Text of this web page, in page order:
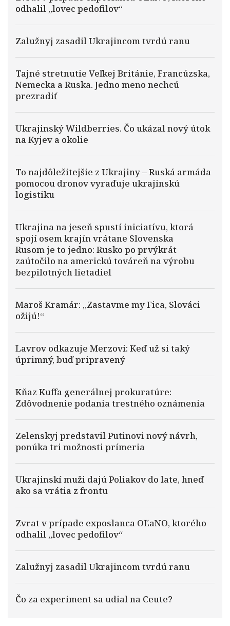
odhalil „lovec pedofilov“
Zalužnyj zasadil Ukrajincom tvrdú ranu
Tajné stretnutie Veľkej Británie, Francúzska,
Nemecka a Ruska. Jedno meno nechcú
prezradiť
Ukrajinský Wildberries. Čo ukázal nový útok
na Kyjev a okolie
To najdôležitejšie z Ukrajiny – Ruská armáda
pomocou dronov vyraďuje ukrajinskú
logistiku
Ukrajina na jeseň spustí iniciatívu, ktorá
spojí osem krajín vrátane Slovenska
Rusom je to jedno: Rusko po prvýkrát
zaútočilo na americkú továreň na výrobu
bezpilotných lietadiel
Maroš Kramár: „Zastavme my Fica, Slováci
ožijú!“
Lavrov odkazuje Merzovi: Keď už si taký
úprimný, buď pripravený
Kňaz Kuffa generálnej prokuratúre:
Zdôvodnenie podania trestného oznámenia
Zelenskyj predstavil Putinovi nový návrh,
ponúka tri možnosti prímeria
Ukrajinskí muži dajú Poliakov do late, hneď
ako sa vrátia z frontu
Zvrat v prípade exposlanca OĽaNO, ktorého
odhalil „lovec pedofilov“
Zalužnyj zasadil Ukrajincom tvrdú ranu
Čo za experiment sa udial na Ceute?